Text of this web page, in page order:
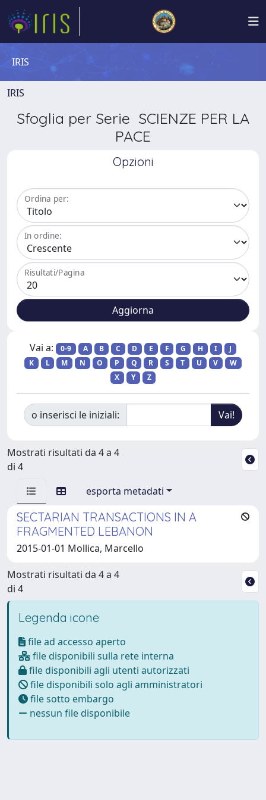
IRIS
IRIS
Sfoglia per Serie SCIENZE PER LA
PACE
Opzioni
Ordina per:
In ordine:
Risultati/Pagina
Vai a: 0-9 A B C D E F G H I
J
K
L M N O P Q R S T U V
W
X
Y Z
o inserisci le iniziali:
Mostrati risultati da 4 a 4
di 4
esporta metadati
SECTARIAN TRANSACTIONS IN A
FRAGMENTED LEBANON
2015-01-01 Mollica, Marcello
Mostrati risultati da 4 a 4
di 4
Legenda icone
file ad accesso aperto
file disponibili sulla rete interna
file disponibili agli utenti autorizzati
file disponibili solo agli amministratori
file sotto embargo
nessun file disponibile